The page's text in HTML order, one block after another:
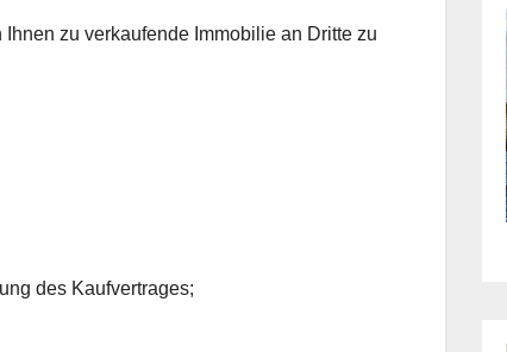
zu verkaufende Immobilie an Dritte zu
des Kaufvertrages;